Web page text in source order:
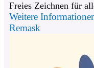
Freies Zeichnen für
Weitere
Remask